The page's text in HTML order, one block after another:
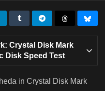
Crystal Disk Mark
Disk Speed Test
in Crystal Disk Mark